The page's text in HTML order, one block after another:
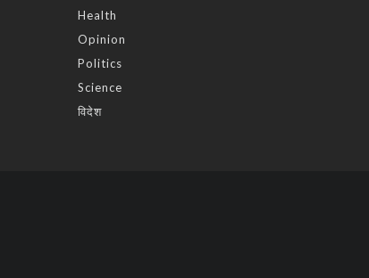
Health
Opinion
Politics
Science
विदेश